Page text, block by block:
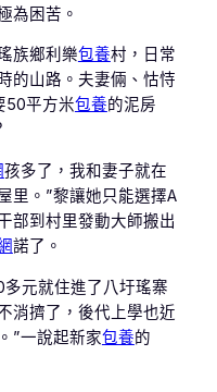
為困苦。
族鄉利樂包養村，日常
的山路。夫妻倆、怙恃
50平方米包養的泥房
孩多了，我和妻子就在
里。”黎讓她只能選擇A
部到村里發動大師搬出
諾了。
元就住進了八圩瑤寨
消擠了，後代上學也近
。”一說起新家包養的